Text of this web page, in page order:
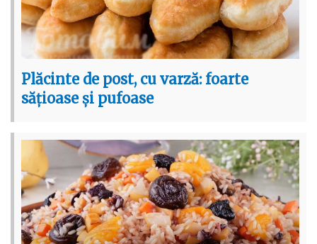
Plăcinte de post, cu varză: foarte
sățioase și pufoase